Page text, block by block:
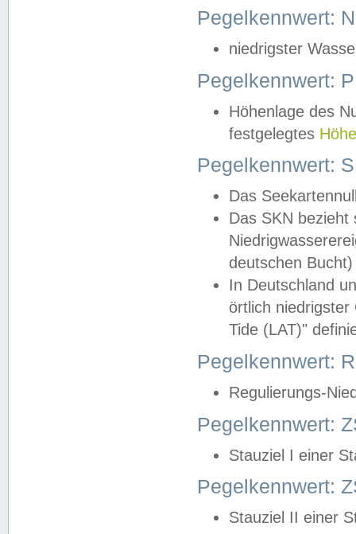
Pegelkennwert:
niedrigster
Pegelkennwert:
Höhenlage des
festgelegtes
Pegelkennwert:
Das
Das SKN
deutschen
In Deutschland
örtlich
Tide (LAT)"
Pegelkennwert:
Regulierungs-
Pegelkennwert:
Stauziel I einer
Pegelkennwert:
Stauziel II einer